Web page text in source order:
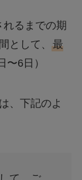
るまでの期
として、 最
〜6日）
、下記のよ